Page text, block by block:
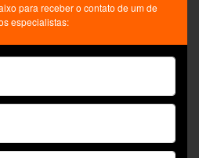
para receber o contato de um de
especialistas: